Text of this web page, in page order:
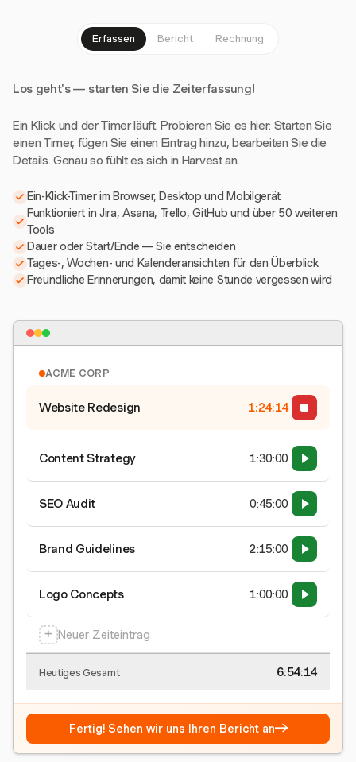
Erfassen Bericht Rechnung
Los geht's — starten Sie die Zeiterfassung!
Ein Klick und der Timer läuft. Probieren Sie es hier: Starten Sie
einen Timer, fügen Sie einen Eintrag hinzu, bearbeiten Sie die
Details. Genau so fühlt es sich in Harvest an.
Ein-Klick-Timer im Browser, Desktop und Mobilgerät
Funktioniert in Jira, Asana, Trello, GitHub und über 50 weiteren
Tools
Dauer oder Start/Ende — Sie entscheiden
Tages-, Wochen- und Kalenderansichten für den Überblick
Freundliche Erinnerungen, damit keine Stunde vergessen wird
ACME CORP
Website Redesign 1:24:15
Content Strategy 1:30:00
SEO Audit 0:45:00
Brand Guidelines 2:15:00
Logo Concepts 1:00:00
+ Neuer Zeiteintrag
Heutiges Gesamt 6:54:15
Fertig! Sehen wir uns Ihren Bericht an→